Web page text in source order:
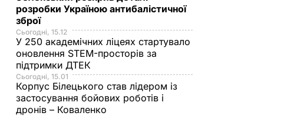
розробки Україною антибалістичної
зброї
Сьогодні, 15.12
У 250 академічних ліцеях стартувало
оновлення STEM-просторів за
підтримки ДТЕК​
Сьогодні, 15.01
Корпус Білецького став лідером із
застосування бойових роботів і
дронів – Коваленко